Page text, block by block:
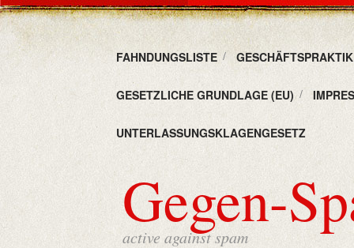
FAHNDUNGSLISTE
GESETZLICHE GRUNDLAGE (EU)
UNTERLASSUNGSKLAGENGESETZ
Gegen-
active against spam